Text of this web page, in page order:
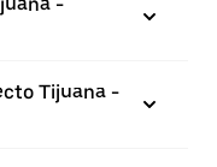
Tijuana -